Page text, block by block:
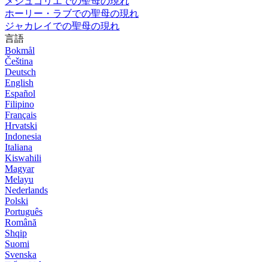
ホーリー・ラブでの聖母の現れ
ジャカレイでの聖母の現れ
言語
Bokmål
Čeština
Deutsch
English
Español
Filipino
Français
Hrvatski
Indonesia
Italiana
Kiswahili
Magyar
Melayu
Nederlands
Polski
Português
Română
Shqip
Suomi
Svenska